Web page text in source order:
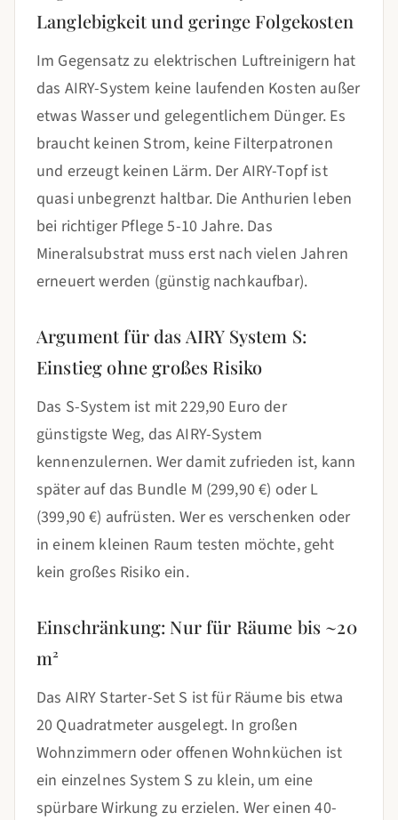
Langlebigkeit und geringe Folgekosten
Im Gegensatz zu elektrischen Luftreinigern hat
das AIRY-System keine laufenden Kosten außer
etwas Wasser und gelegentlichem Dünger. Es
braucht keinen Strom, keine Filterpatronen
und erzeugt keinen Lärm. Der AIRY-Topf ist
quasi unbegrenzt haltbar. Die Anthurien leben
bei richtiger Pflege 5-10 Jahre. Das
Mineralsubstrat muss erst nach vielen Jahren
erneuert werden (günstig nachkaufbar).
Argument für das AIRY System S:
Einstieg ohne großes Risiko
Das S-System ist mit 229,90 Euro der
günstigste Weg, das AIRY-System
kennenzulernen. Wer damit zufrieden ist, kann
später auf das Bundle M (299,90 €) oder L
(399,90 €) aufrüsten. Wer es verschenken oder
in einem kleinen Raum testen möchte, geht
kein großes Risiko ein.
Einschränkung: Nur für Räume bis ~20
m²
Das AIRY Starter-Set S ist für Räume bis etwa
20 Quadratmeter ausgelegt. In großen
Wohnzimmern oder offenen Wohnküchen ist
ein einzelnes System S zu klein, um eine
spürbare Wirkung zu erzielen. Wer einen 40-